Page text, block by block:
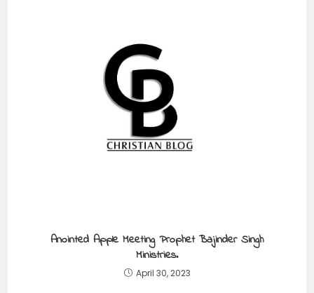
Anointed Apple Meeting Prophet Bajinder Singh
Ministries.
April 30, 2023